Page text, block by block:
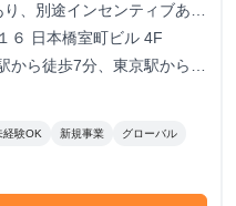
、別途インセンティブあ
６ 日本橋室町ビル 4F
ら徒歩7分、東京駅から徒
経験OK 新規事業 グローバル